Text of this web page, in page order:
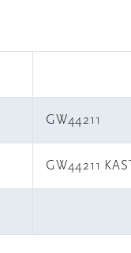
GW44211
GW44211